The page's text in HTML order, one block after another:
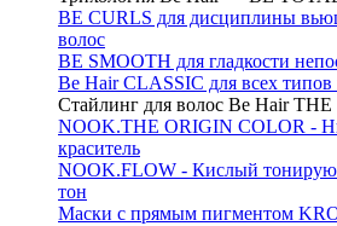
BE CURLS для дисциплины
волос
BE SMOOTH для гладкости
Be Hair CLASSIC для всех типов
Стайлинг для волос Be Hair
NOOK.THE ORIGIN COLOR -
краситель
NOOK.FLOW - Кислый
тон
Маски с прямым пигментом